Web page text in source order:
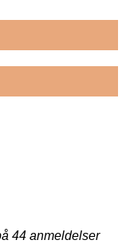
44 anmeldelser